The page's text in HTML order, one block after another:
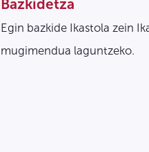
Bazkidetza
Egin bazkide Ikastola zein
mugimendua laguntzeko.